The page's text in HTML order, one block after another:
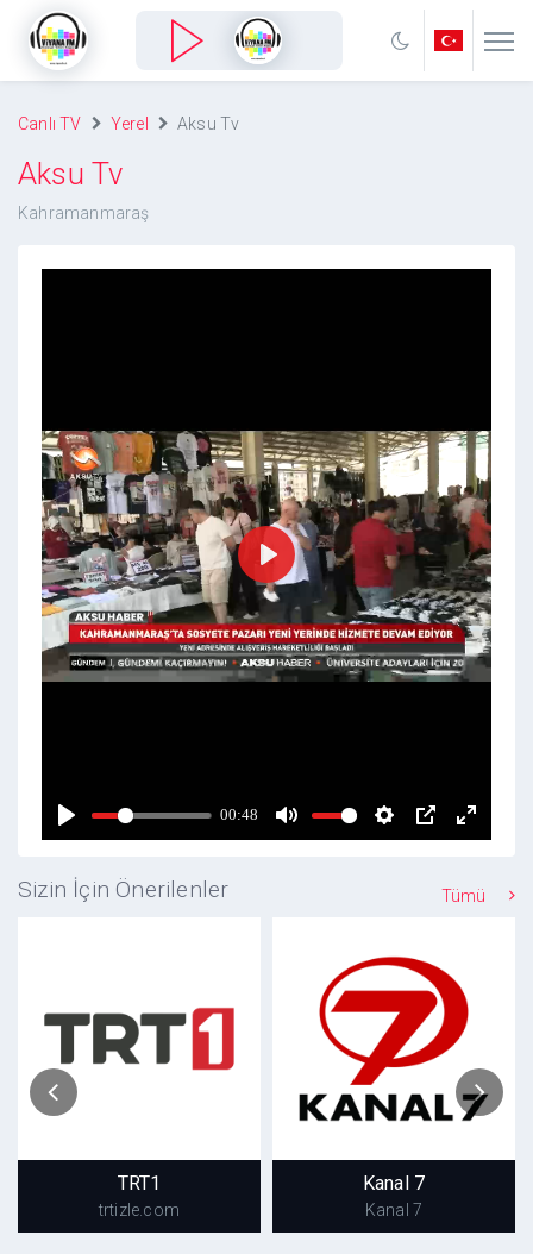
Canlı TV Yerel Aksu Tv
Aksu Tv
Kahramanmaraş
Sizin İçin Önerilenler Tümü
TRT1
trtizle.com
Kanal 7
Kanal 7
Kanal 7